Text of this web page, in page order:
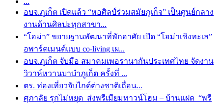
อบจ.ภูเก็ต เปิดแล้ว “หอศิลป์ร่วมสมัยภูเก็จ” เป็นศูนย์กลาง
งานด้านศิลปะทุกสาขา...
“โอม่า” ขยายฐานพัฒนาที่พักอาศัย เปิด “โอม่าเชิงทะเล”
อพาร์ตเมนต์แบบ co-living เผ...
อบจ.ภูเก็ต จับมือ สมาคมเพอรานากันประเทศไทย จัดงาน
วิวาห์หวานบาบ๋าภูเก็ต ครั้งที่ ...
ตร. ท่องเที่ยวจับไกด์ต่างชาติเถื่อน...
ศุภาลัย รุกไม่หยุด ส่งพรีเมียมทาวน์โฮม – บ้านแฝด “พรี